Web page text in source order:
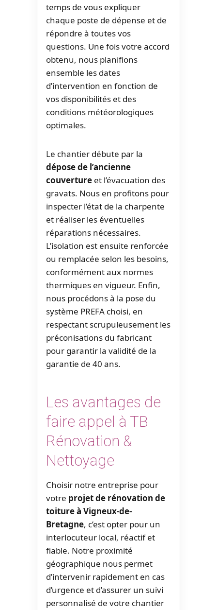
temps de vous expliquer
chaque poste de dépense et de
répondre à toutes vos
questions. Une fois votre accord
obtenu, nous planifions
ensemble les dates
d’intervention en fonction de
vos disponibilités et des
conditions météorologiques
optimales.
Le chantier débute par la
dépose de l’ancienne
couverture et l’évacuation des
gravats. Nous en profitons pour
inspecter l’état de la charpente
et réaliser les éventuelles
réparations nécessaires.
L’isolation est ensuite renforcée
ou remplacée selon les besoins,
conformément aux normes
thermiques en vigueur. Enfin,
nous procédons à la pose du
système PREFA choisi, en
respectant scrupuleusement les
préconisations du fabricant
pour garantir la validité de la
garantie de 40 ans.
Les avantages de
faire appel à TB
Rénovation &
Nettoyage
Choisir notre entreprise pour
votre projet de rénovation de
toiture à Vigneux-de-
Bretagne, c’est opter pour un
interlocuteur local, réactif et
fiable. Notre proximité
géographique nous permet
d’intervenir rapidement en cas
d’urgence et d’assurer un suivi
personnalisé de votre chantier